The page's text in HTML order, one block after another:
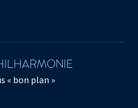
« bon plan »